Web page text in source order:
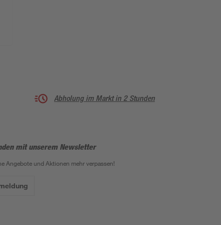
Abholung im Markt in 2 Stunden
mit unserem Newsletter
Angebote und Aktionen mehr verpassen!